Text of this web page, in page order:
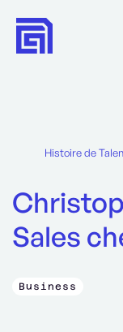
Histoire de
Sales
Business